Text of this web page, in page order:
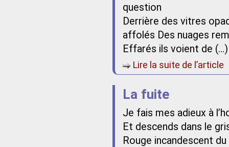
question
Derrière des vitres
affolés Des nuages
Effarés ils voient de (…)
Lire la suite de l’article
La fuite
Je fais mes adieux à
Et descends dans le
Rouge incandescent